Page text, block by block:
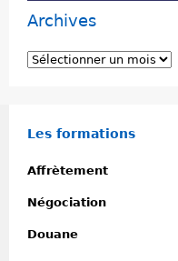
o
i
e
Archives
A
iLes formations
Affrètement
Négociation
Douane